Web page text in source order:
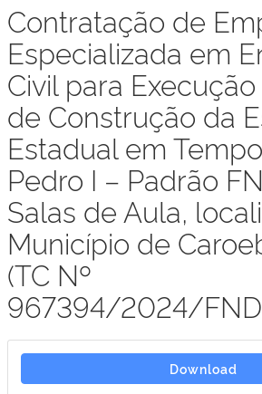
Contratação de
Especializada em
Civil para
de Construção da
Estadual em
Pedro I – Padrão
Salas de Aula,
Município de
(TC Nº
967394/2024/
Download